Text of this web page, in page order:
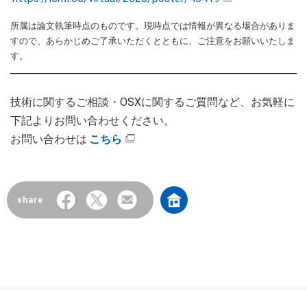
所属は論文執筆時点のものです。現時点では情報が異なる場合がありま
すので、あらかじめご了承いただくとともに、ご注意をお願いいたしま
す。
技術に関するご相談・OSXに関するご質問など、お気軽に
下記よりお問い合わせください。
お問い合わせは こちら
share